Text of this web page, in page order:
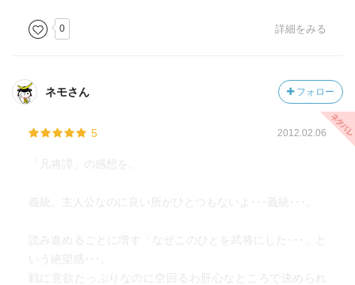
0 詳細をみる
ネモさん フォロー
5 2012.02.06
「凡将譚」の感想を。
義統、主人公なのに良い所がひとつもないよ･･･義統･･･。
読み進めるごとに増す「なぜこのひとを武将にした･･･」と
いう絶望感･･･。
戦に意欲たっぷりなのに空回るわ肝心なところで決められ